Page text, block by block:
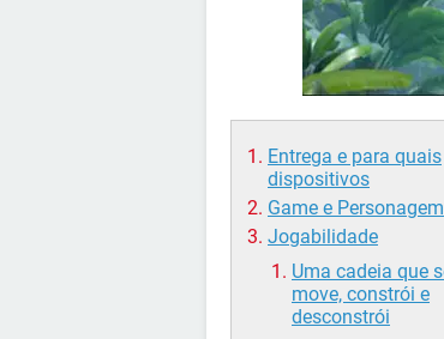
Entrega e para quais
dispositivos
Game e Personagem
Jogabilidade
Uma cadeia que
move, constrói e
desconstrói